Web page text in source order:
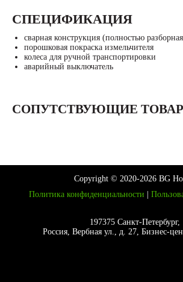
СПЕЦИФИКАЦИЯ
сварная конструкция (полностью
порошковая покраска измельчителя
колеса для ручной транспортировки
аварийный выключатель
СОПУТСТВУЮЩИЕ
Copyright © 2020-2026 BG
Политика конфиденциальности
197375 Санкт-Петербург,
Россия, Вербная ул., д. 27, Бизнес-